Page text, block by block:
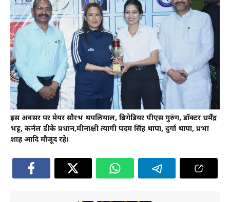
इस अवसर पर मेयर सौरभ थपलियाल, ब्रिगेडियर पीएस गुरुंग, डॉक्टर धर्मेंद्र
भट्ट, कर्नल डीके प्रधान,मीनाक्षी त्यागी पदम सिंह थापा, दुर्गा थापा, प्रभा
शाह आदि मौजूद रहे।